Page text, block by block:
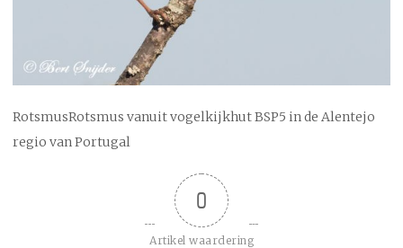
RotsmusRotsmus vanuit vogelkijkhut BSP5 in de Alentejo
regio van Portugal
0
Artikel waardering